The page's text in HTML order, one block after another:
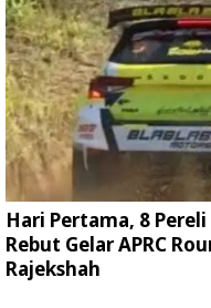
Hari Pertama, 8
Rebut Gelar APRC
Rajekshah